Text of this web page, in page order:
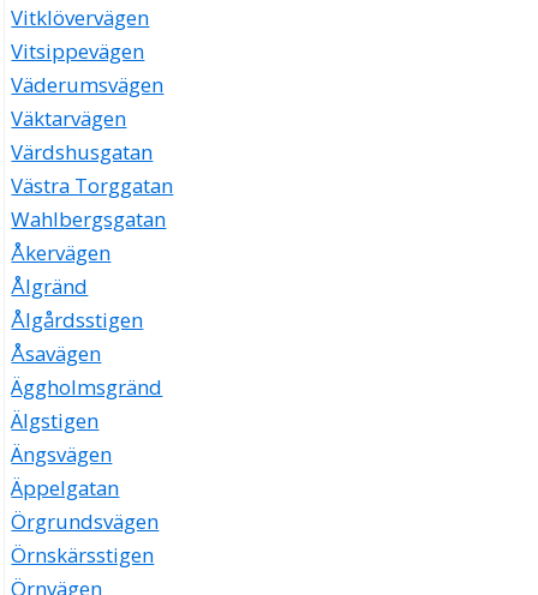
Vitklövervägen
Vitsippevägen
Väderumsvägen
Väktarvägen
Värdshusgatan
Västra Torggatan
Wahlbergsgatan
Åkervägen
Ålgränd
Ålgårdsstigen
Åsavägen
Äggholmsgränd
Älgstigen
Ängsvägen
Äppelgatan
Örgrundsvägen
Örnskärsstigen
Örnvägen